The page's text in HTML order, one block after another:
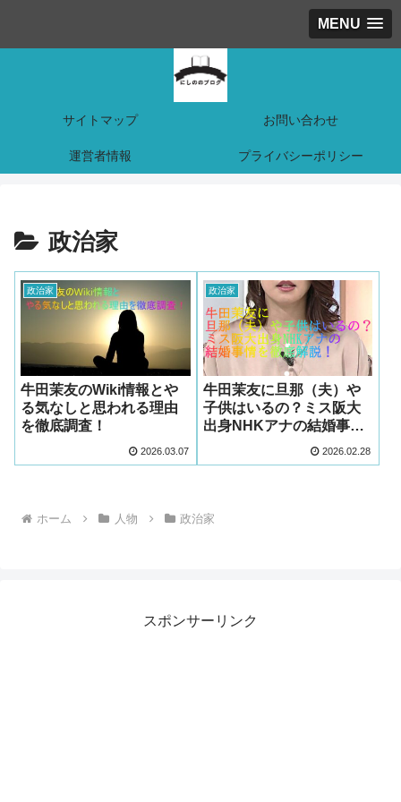
MENU
サイトマップ お問い合わせ
運営者情報 プライバシーポリシー
政治家
政治家
牛田茉友のWiki情報とや
る気なしと思われる理由
を徹底調査！
2026.03.07
政治家
牛田茉友に旦那（夫）や
子供はいるの？ミス阪大
出身NHKアナの結婚事情
2026.02.28
ホーム 人物 政治家
スポンサーリンク